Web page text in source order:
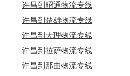
许昌到昭通物流专线
许昌到楚雄物流专线
许昌到大理物流专线
许昌到拉萨物流专线
许昌到那曲物流专线